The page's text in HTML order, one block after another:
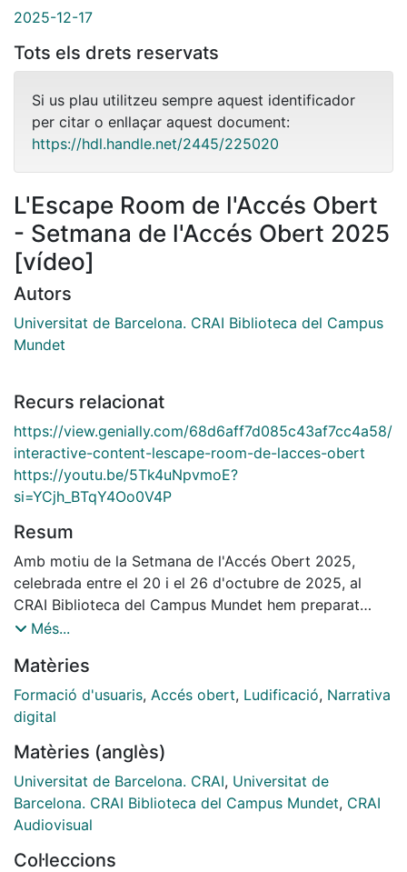
2025-12-17
Tots els drets reservats
Si us plau utilitzeu sempre aquest identificador
per citar o enllaçar aquest document:
https://hdl.handle.net/2445/225020
L'Escape Room de l'Accés Obert
- Setmana de l'Accés Obert 2025
[vídeo]
Autors
Universitat de Barcelona. CRAI Biblioteca del Campus
Mundet
Recurs relacionat
https://view.genially.com/68d6aff7d085c43af7cc4a58/
interactive-content-lescape-room-de-lacces-obert
https://youtu.be/5Tk4uNpvmoE?
si=YCjh_BTqY4Oo0V4P
Resum
Amb motiu de la Setmana de l'Accés Obert 2025,
celebrada entre el 20 i el 26 d'octubre de 2025, al
CRAI Biblioteca del Campus Mundet hem preparat
"L'Escape Room de l'Accés Obert", una història
Campus Mundet que ha de publicar el seu article
sobre la millora de l'estat emocional dels estudiants
mitjançant la rebosteria. "L'Escape Room de l'Accés
entendre millor què és l'accés obert, els seus
beneficis, i com es pot publicar seguint aquesta
modalitat.
Més...
Matèries
Formació d'usuaris, Accés obert, Ludificació, Narrativa
digital
Matèries (anglès)
Universitat de Barcelona. CRAI, Universitat de
Barcelona. CRAI Biblioteca del Campus Mundet, CRAI
Audiovisual
Col·leccions